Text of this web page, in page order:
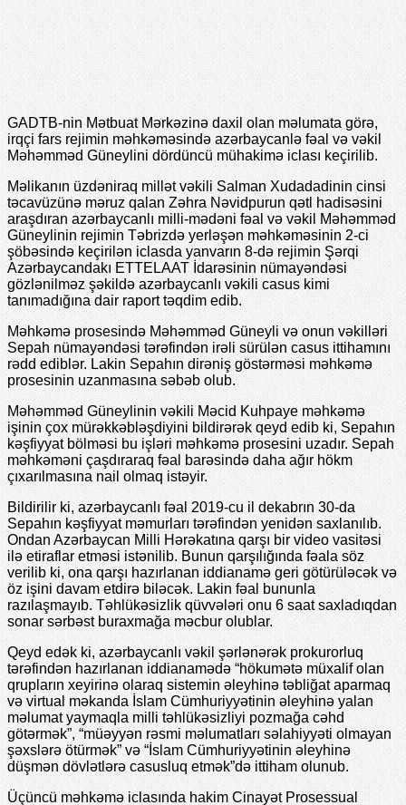
GADTB-nin Mətbuat Mərkəzinə daxil olan məlumata görə,
irqçi fars rejimin məhkəməsində azərbaycanlə fəal və vəkil
Məhəmməd Güneylini dördüncü mühakimə iclası keçirilib.
Məlikanın üzdəniraq millət vəkili Salman Xudadadinin cinsi
təcavüzünə məruz qalan Zəhra Nəvidpurun qətl hadisəsini
araşdıran azərbaycanlı milli-mədəni fəal və vəkil Məhəmməd
Güneylinin rejimin Təbrizdə yerləşən məhkəməsinin 2-ci
şöbəsində keçirilən iclasda yanvarın 8-də rejimin Şərqi
Azərbaycandakı ETTELAAT İdarəsinin nümayəndəsi
gözlənilməz şəkildə azərbaycanlı vəkili casus kimi
tanımadığına dair raport təqdim edib.
Məhkəmə prosesində Məhəmməd Güneyli və onun vəkilləri
Sepah nümayəndəsi tərəfindən irəli sürülən casus ittihamını
rədd ediblər. Lakin Sepahın dirəniş göstərməsi məhkəmə
prosesinin uzanmasına səbəb olub.
Məhəmməd Güneylinin vəkili Məcid Kuhpaye məhkəmə
işinin çox mürəkkəbləşdiyini bildirərək qeyd edib ki, Sepahın
kəşfiyyat bölməsi bu işləri məhkəmə prosesini uzadır. Sepah
məhkəməni çaşdıraraq fəal barəsində daha ağır hökm
çıxarılmasına nail olmaq istəyir.
Bildirilir ki, azərbaycanlı fəal 2019-cu il dekabrın 30-da
Sepahın kəşfiyyat məmurları tərəfindən yenidən saxlanılıb.
Ondan Azərbaycan Milli Hərəkatına qarşı bir video vasitəsi
ilə etiraflar etməsi istənilib. Bunun qarşılığında fəala söz
verilib ki, ona qarşı hazırlanan iddianamə geri götürüləcək və
öz işini davam etdirə biləcək. Lakin fəal bununla
razılaşmayıb. Təhlükəsizlik qüvvələri onu 6 saat saxladıqdan
sonar sərbəst buraxmağa məcbur olublar.
Qeyd edək ki, azərbaycanlı vəkil şərlənərək prokurorluq
tərəfindən hazırlanan iddianamədə “hökumətə müxalif olan
qrupların xeyirinə olaraq sistemin əleyhinə təbliğat aparmaq
və virtual məkanda İslam Cümhuriyyətinin əleyhinə yalan
məlumat yaymaqla milli təhlükəsizliyi pozmağa cəhd
götərmək”, “müəyyən rəsmi məlumatları səlahiyyəti olmayan
şəxslərə ötürmək” və “İslam Cümhuriyyətinin əleyhinə
düşmən dövlətlərə casusluq etmək”də ittiham olunub.
Üçüncü məhkəmə iclasında hakim Cinayət Prosessual